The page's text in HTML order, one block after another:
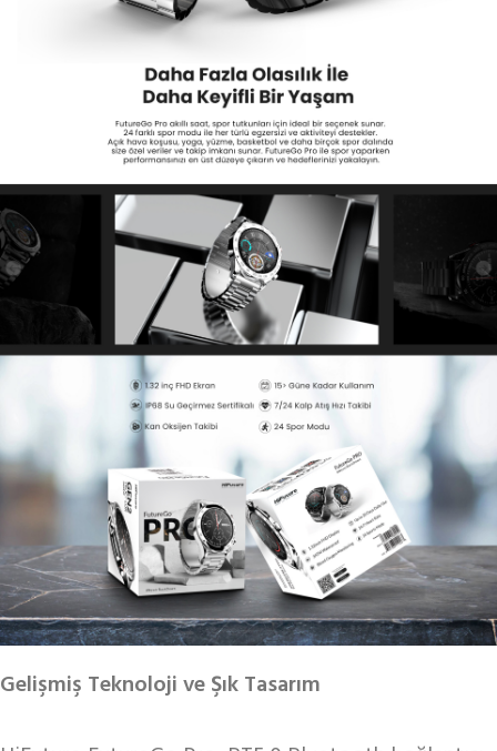
Gelişmiş Teknoloji ve Şık Tasarım